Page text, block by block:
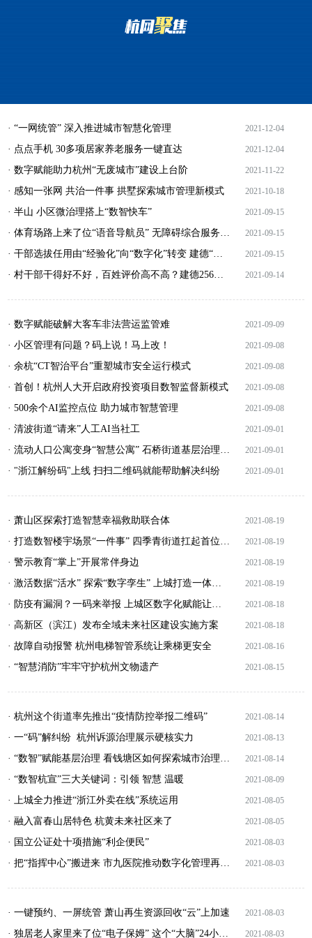
· “一网统管” 深入推进城市智慧化管理 2021-12-04
· 点点手机 30多项居家养老服务一键直达 2021-12-04
· 数字赋能助力杭州“无废城市”建设上台阶 2021-11-22
· 感知一张网 共治一件事 拱墅探索城市管理新模式 2021-10-18
· 半山 小区微治理搭上“数智快车” 2021-09-15
2021-09-15
2021-09-15
2021-09-14
· 数字赋能破解大客车非法营运监管难 2021-09-09
· 小区管理有问题？码上说！马上改！ 2021-09-08
· 余杭“CT智治平台”重塑城市安全运行模式 2021-09-08
· 首创！杭州人大开启政府投资项目数智监督新模式 2021-09-08
· 500余个AI监控点位 助力城市智慧管理 2021-09-08
· 清波街道“请来”人工AI当社工 2021-09-01
2021-09-01
· "浙江解纷码"上线 扫扫二维码就能帮助解决纠纷 2021-09-01
· 萧山区探索打造智慧幸福救助联合体 2021-08-19
2021-08-19
· 警示教育“掌上”开展常伴身边 2021-08-19
2021-08-19
2021-08-18
· 高新区（滨江）发布全域未来社区建设实施方案 2021-08-18
· 故障自动报警 杭州电梯智管系统让乘梯更安全 2021-08-16
· “智慧消防”牢牢守护杭州文物遗产 2021-08-15
· 杭州这个街道率先推出“疫情防控举报二维码” 2021-08-14
· 一“码”解纠纷 杭州诉源治理展示硬核实力 2021-08-13
2021-08-14
· “数智杭宣”三大关键词：引领 智慧 温暖 2021-08-09
· 上城全力推进“浙江外卖在线”系统运用 2021-08-05
· 融入富春山居特色 杭黄未来社区来了 2021-08-05
· 国立公证处十项措施“利企便民” 2021-08-03
2021-08-03
· 一键预约、一屏统管 萧山再生资源回收“云”上加速 2021-08-03
2021-08-03